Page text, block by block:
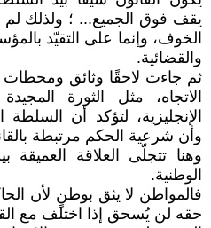
يقف فوق الجميع... ؛ ولذلك لم
الخوف، وإنما على التقيّد
والقضائية.
ثم جاءت لاحقًا وثائق ومحطات
الاتجاه، مثل الثورة
الإنجليزية، لتؤكد أن
وأن شرعية الحكم مرتبطة
وهنا تتجلّى العلاقة العميقة
الوطنية.
فالمواطن لا يثق بوطنٍ لأن
حقه لن يُسحق إذا اختلف مع